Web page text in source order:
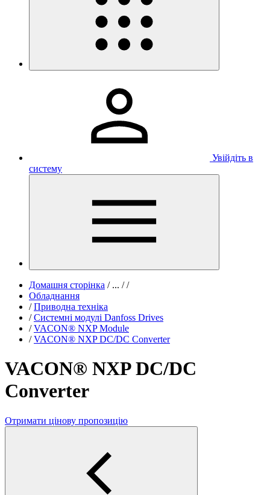
Увійдіть в
систему
Домашня сторінка /... / /
Обладнання
/ Приводна техніка
/ Системні модулі Danfoss Drives
/ VACON® NXP Module
/ VACON® NXP DC/DC Converter
VACON® NXP DC/DC
Converter
Отримати цінову пропозицію